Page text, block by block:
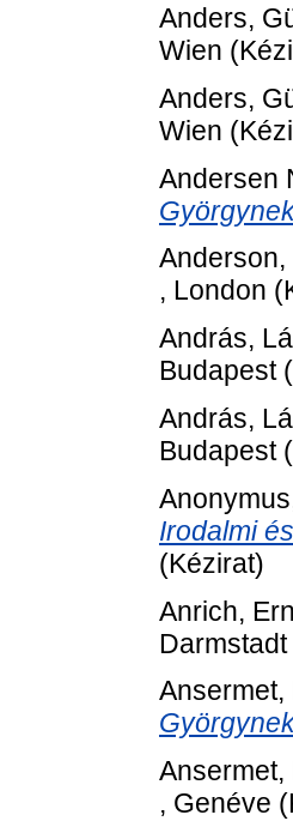
Anders,
Wien
Anders,
Wien
Andersen
Anderson,
, London
András,
Budapest
András,
Budapest
Irodalmi
(Kézirat)
Anrich,
Ansermet,
Ansermet,
, Genéve